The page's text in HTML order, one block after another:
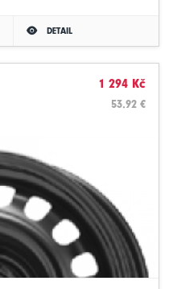
DETAIL
1 294 Kč
53.92 €